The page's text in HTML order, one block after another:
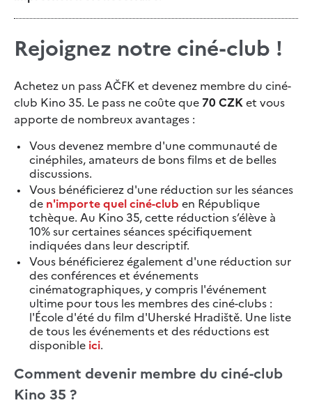
Rejoignez notre ciné-club !
Achetez un pass AČFK et devenez membre du ciné-
club Kino 35. Le pass ne coûte que 70 CZKet vous
apporte de nombreux avantages :
Vous devenez membre d'une communauté de
cinéphiles, amateurs de bons films et de belles
discussions.
Vous bénéficierez d'une réduction sur les séances
de n'importe quel ciné-club en République
tchèque. Au Kino 35, cette réduction s’élève à
10% sur certaines séances spécifiquement
indiquées dans leur descriptif.
Vous bénéficierez également d'une réduction sur
des conférences et événements
cinématographiques, y compris l'événement
ultime pour tous les membres des ciné-clubs :
l'École d'été du film d'Uherské Hradiště. Une liste
de tous les événements et des réductions est
disponible ici.
Comment devenir membre du ciné-club
Kino 35 ?